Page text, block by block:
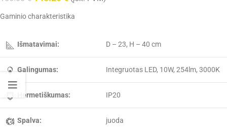
Gaminio charakteristika
Išmatavimai: D – 23, H – 40 cm
Galingumas: Integruotas LED, 10W, 254lm, 3000K
Hermetiškumas: IP20
Spalva: juoda